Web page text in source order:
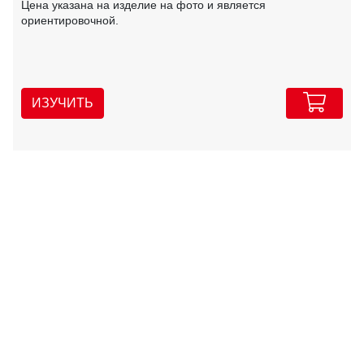
Цена указана на изделие на фото и является
ориентировочной.
ИЗУЧИТЬ